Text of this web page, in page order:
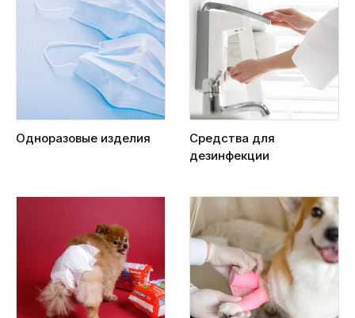
Одноразовые изделия
Средства для
дезинфекции